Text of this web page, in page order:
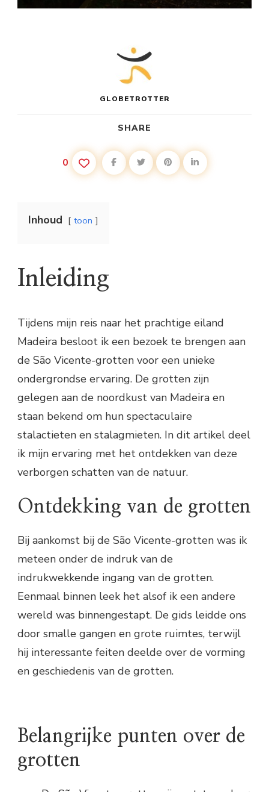
GLOBETROTTER
SHARE
0
Inhoud toon
Inleiding
Tijdens mijn reis naar het prachtige eiland
Madeira besloot ik een bezoek te brengen aan
de São Vicente-grotten voor een unieke
ondergrondse ervaring. De grotten zijn
gelegen aan de noordkust van Madeira en
staan bekend om hun spectaculaire
stalactieten en stalagmieten. In dit artikel deel
ik mijn ervaring met het ontdekken van deze
verborgen schatten van de natuur.
Ontdekking van de grotten
Bij aankomst bij de São Vicente-grotten was ik
meteen onder de indruk van de
indrukwekkende ingang van de grotten.
Eenmaal binnen leek het alsof ik een andere
wereld was binnengestapt. De gids leidde ons
door smalle gangen en grote ruimtes, terwijl
hij interessante feiten deelde over de vorming
en geschiedenis van de grotten.
Belangrijke punten over de
grotten